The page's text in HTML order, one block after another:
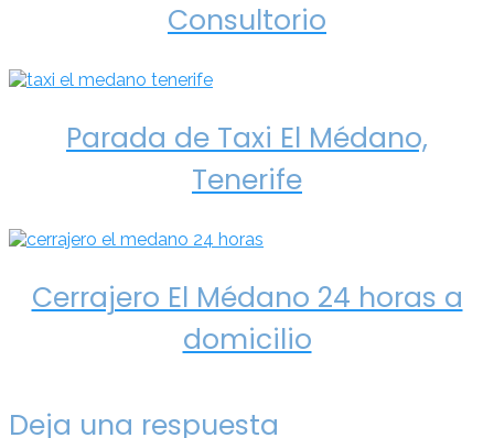
Consultorio
Parada de Taxi El Médano,
Tenerife
Cerrajero El Médano 24 horas a
domicilio
Deja una respuesta